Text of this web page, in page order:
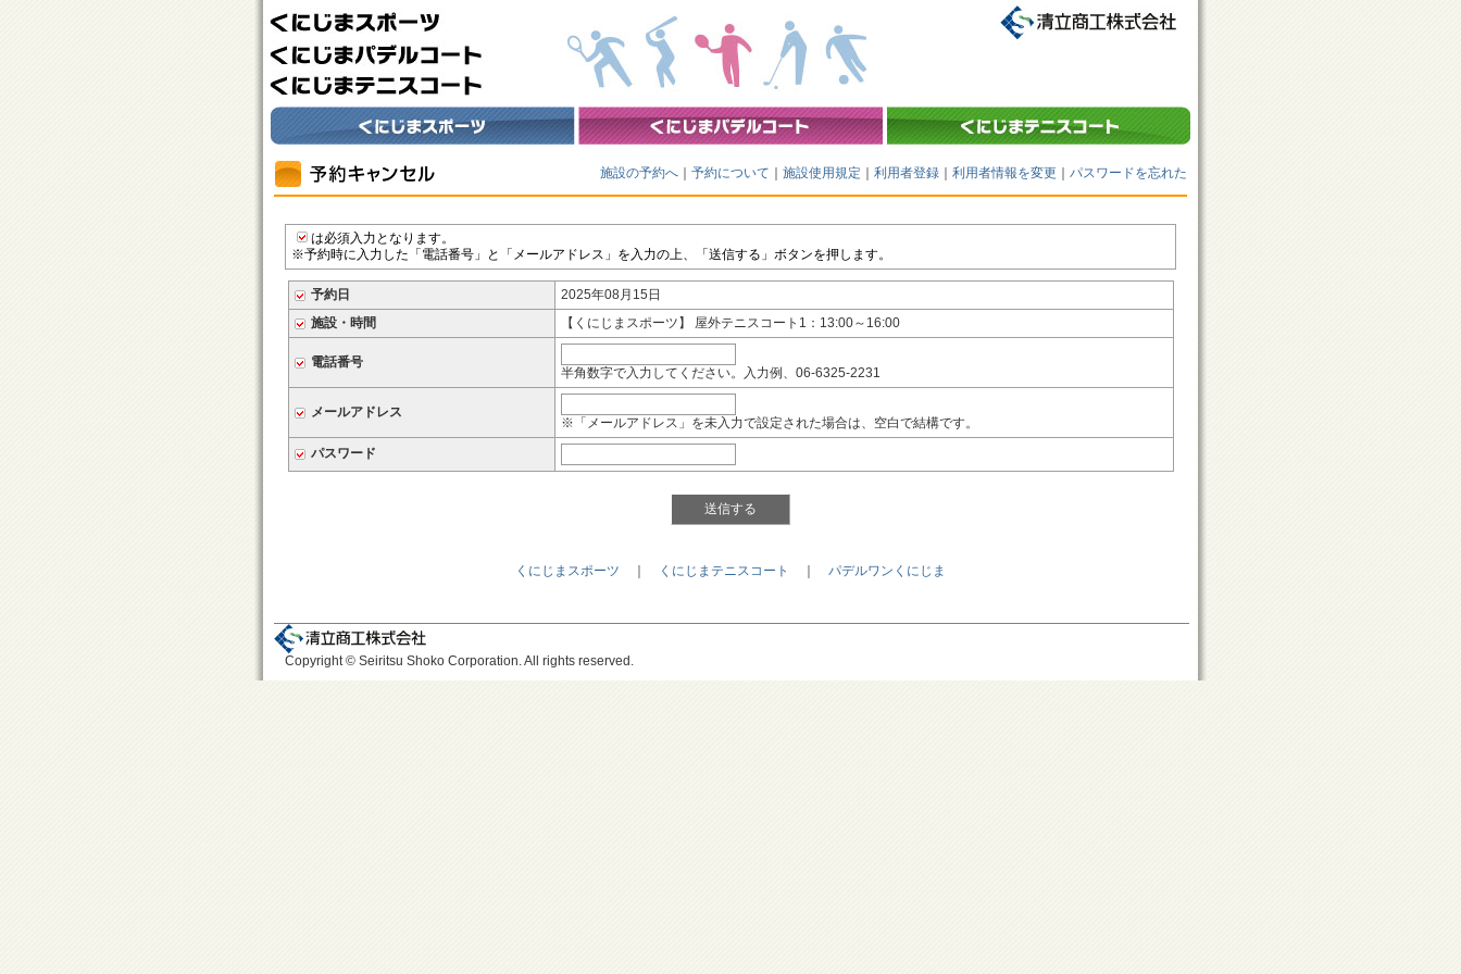
施設の予約へ 予約について 施設使用規定 利用者登録 利用者情報を変更 パスワードを忘れた
は必須入力となります。
※予約時に入力した「電話番号」と「メールアドレス」を入力の上、「送信する」ボタンを押します。
予約日
2025年08月15日
施設・時間
【くにじまスポーツ】 屋外テニスコート1：13:00～16:00
電話番号
半角数字で入力してください。入力例、06-6325-2231
メールアドレス
※「メールアドレス」を未入力で設定された場合は、空白で結構です。
パスワード
くにじまスポーツ くにじまテニスコート パデルワンくにじま
Copyright © Seiritsu Shoko Corporation. All rights reserved.